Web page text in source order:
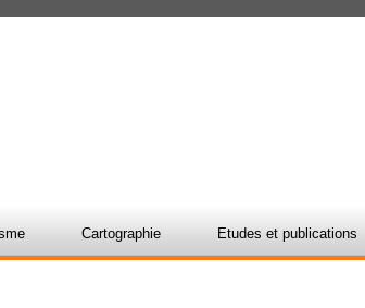
Cartographie Etudes et publications